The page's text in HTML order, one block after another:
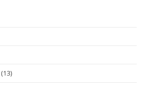
(13)